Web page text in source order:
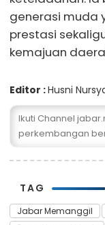
generasi muda
prestasi
kemajuan
Editor :Husni
Ikuti Channel
perkembangan
TAG
Jabar Memanggil